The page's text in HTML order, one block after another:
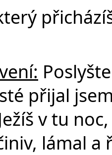
přijal
v tu
lámal a